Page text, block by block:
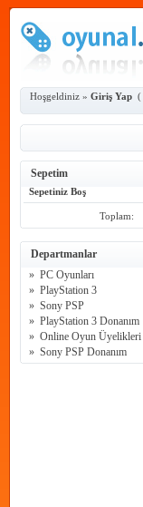
Hoşgeldiniz » Giriş Yap (
Sepetim
Sepetiniz Boş
Toplam:
Departmanlar
» PC Oyunları
» PlayStation 3
» Sony PSP
» PlayStation 3 Donanım
» Online Oyun Üyelikleri
» Sony PSP Donanım